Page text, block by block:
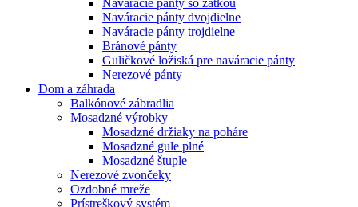
Naváracie pánty dvojdielne
Naváracie pánty trojdielne
Bránové pánty
Guličkové ložiská pre naváracie pánty
Nerezové pánty
Dom a záhrada
Balkónové zábradlia
Mosadzné výrobky
Mosadzné držiaky na poháre
Mosadzné gule plné
Mosadzné štuple
Nerezové zvončeky
Ozdobné mreže
Prístreškový systém